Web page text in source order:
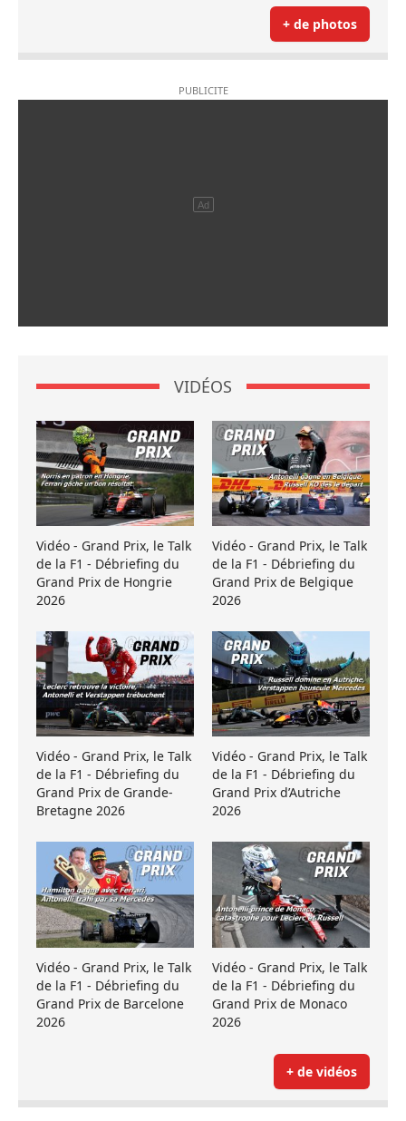
+ de photos
VIDÉOS
Vidéo - Grand Prix, le Talk
de la F1 - Débriefing du
Grand Prix de Hongrie
2026
Vidéo - Grand Prix, le Talk
de la F1 - Débriefing du
Grand Prix de Belgique
2026
Vidéo - Grand Prix, le Talk
de la F1 - Débriefing du
Grand Prix de Grande-
Bretagne 2026
Vidéo - Grand Prix, le Talk
de la F1 - Débriefing du
Grand Prix d’Autriche
2026
Vidéo - Grand Prix, le Talk
de la F1 - Débriefing du
Grand Prix de Barcelone
2026
Vidéo - Grand Prix, le Talk
de la F1 - Débriefing du
Grand Prix de Monaco
2026
+ de vidéos